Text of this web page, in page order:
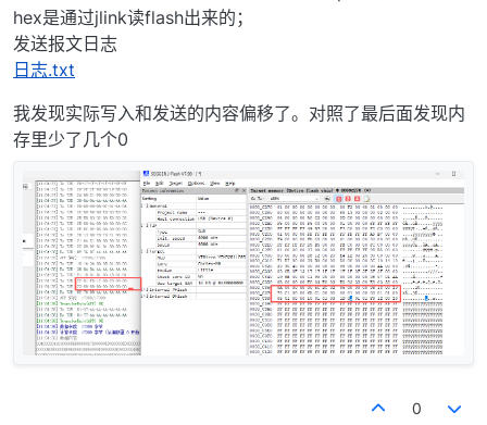
hex是通过jlink读flash出来的；
发送报文日志
日志.txt
我发现实际写入和发送的内容偏移了。对照了最后面发现内
存里少了几个0
0